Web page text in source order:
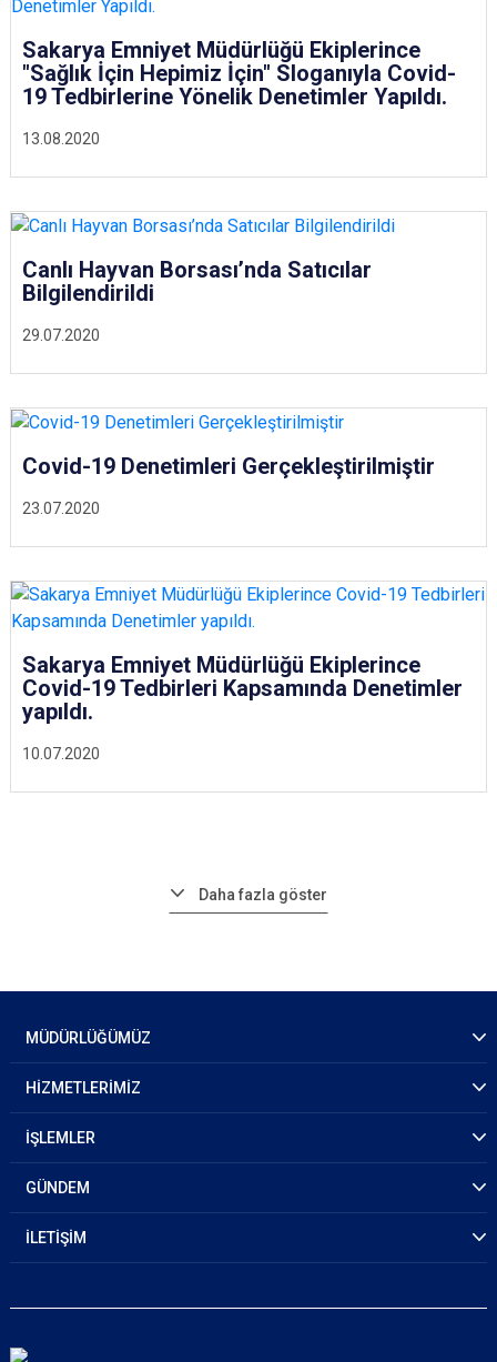
13.08.2020
Sakarya Emniyet Müdürlüğü Ekiplerince
"Sağlık İçin Hepimiz İçin" Sloganıyla Covid-
19 Tedbirlerine Yönelik Denetimler Yapıldı.
29.07.2020
Canlı Hayvan Borsası’nda Satıcılar
Bilgilendirildi
23.07.2020
Covid-19 Denetimleri Gerçekleştirilmiştir
10.07.2020
Sakarya Emniyet Müdürlüğü Ekiplerince
Covid-19 Tedbirleri Kapsamında Denetimler
yapıldı.
Daha fazla göster
MÜDÜRLÜĞÜMÜZ
HİZMETLERİMİZ
İŞLEMLER
GÜNDEM
İLETİŞİM